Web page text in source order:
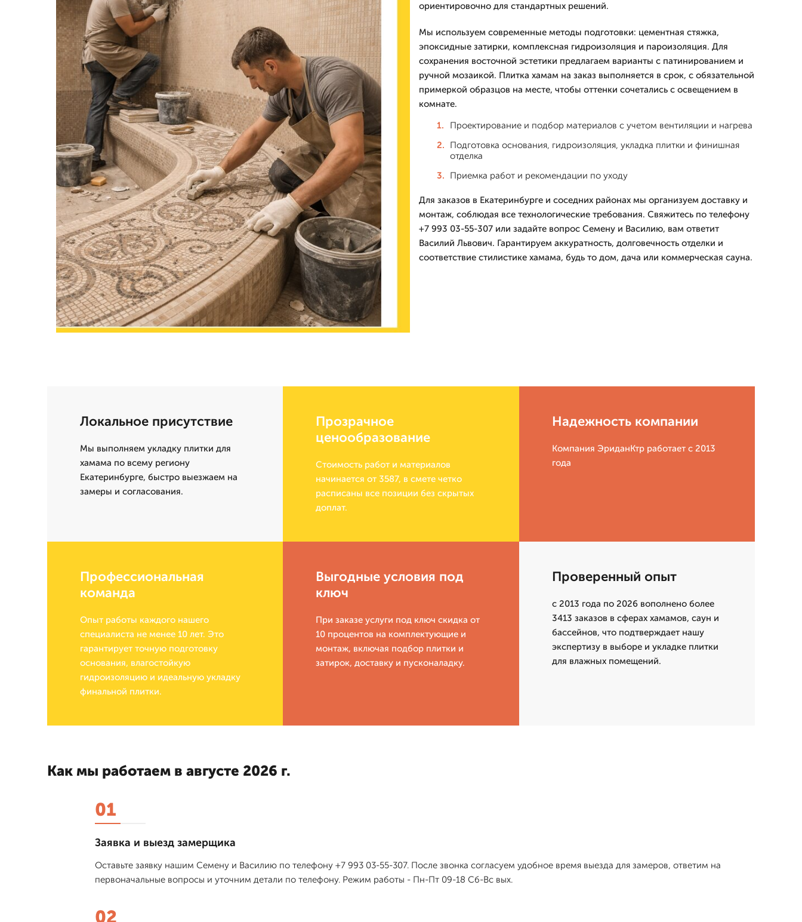
ориентировочно для стандартных решений.
Мы используем современные методы подготовки: цементная стяжка,
эпоксидные затирки, комплексная гидроизоляция и пароизоляция. Для
сохранения восточной эстетики предлагаем варианты с патинированием и
ручной мозаикой. Плитка хамам на заказ выполняется в срок, с обязательной
примеркой образцов на месте, чтобы оттенки сочетались с освещением в
комнате.
Проектирование и подбор материалов с учетом вентиляции и нагрева
Подготовка основания, гидроизоляция, укладка плитки и финишная
отделка
Приемка работ и рекомендации по уходу
Для заказов в Екатеринбурге и соседних районах мы организуем доставку и
монтаж, соблюдая все технологические требования. Свяжитесь по телефону
+7 993 03-55-307 или задайте вопрос Семену и Василию, вам ответит
Василий Львович. Гарантируем аккуратность, долговечность отделки и
соответствие стилистике хамама, будь то дом, дача или коммерческая сауна.
Локальное присутствие
Мы выполняем укладку плитки для
хамама по всему региону
Екатеринбурге, быстро выезжаем на
замеры и согласования.
Прозрачное
ценообразование
Стоимость работ и материалов
начинается от 3587, в смете четко
расписаны все позиции без скрытых
доплат.
Надежность компании
Компания ЭриданКтр работает с 2013
года
Профессиональная
команда
Опыт работы каждого нашего
специалиста не менее 10 лет. Это
гарантирует точную подготовку
основания, влагостойкую
гидроизоляцию и идеальную укладку
финальной плитки.
Выгодные условия под
ключ
При заказе услуги под ключ скидка от
10 процентов на комплектующие и
монтаж, включая подбор плитки и
затирок, доставку и пусконаладку.
Проверенный опыт
с 2013 года по 2026 вополнено более
3413 заказов в сферах хамамов, саун и
бассейнов, что подтверждает нашу
экспертизу в выборе и укладке плитки
для влажных помещений.
Как мы работаем в августе 2026 г.
01
Заявка и выезд замерщика
Оставьте заявку нашим Семену и Василию по телефону +7 993 03-55-307. После звонка согласуем удобное время выезда для замеров, ответим на
первоначальные вопросы и уточним детали по телефону. Режим работы - Пн-Пт 09-18 Сб-Вс вых.
02